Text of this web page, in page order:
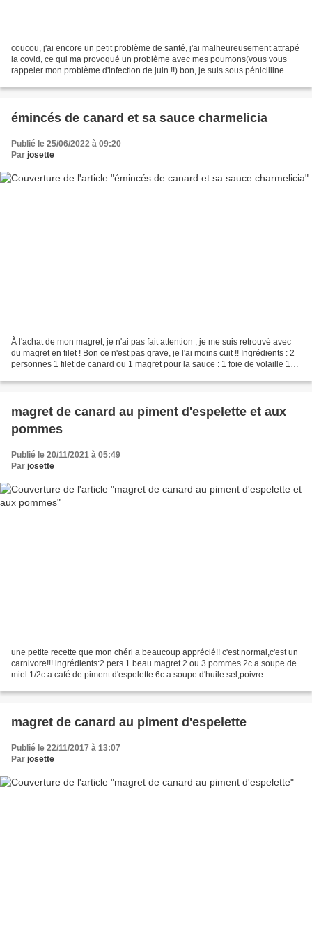
coucou, j'ai encore un petit problème de santé, j'ai malheureusement attrapé
la covid, ce qui ma provoqué un problème avec mes poumons(vous vous
rappeler mon problème d'infection de juin !!) bon, je suis sous pénicilline
émincés de canard et sa sauce charmelicia
Publié le 25/06/2022 à 09:20
Par josette
À l'achat de mon magret, je n'ai pas fait attention , je me suis retrouvé avec
du magret en filet ! Bon ce n'est pas grave, je l'ai moins cuit !! Ingrédients : 2
personnes 1 filet de canard ou 1 magret pour la sauce : 1 foie de volaille 1
magret de canard au piment d'espelette et aux
pommes
Publié le 20/11/2021 à 05:49
Par josette
une petite recette que mon chéri a beaucoup apprécié!! c'est normal,c'est un
carnivore!!! ingrédients:2 pers 1 beau magret 2 ou 3 pommes 2c a soupe de
miel 1/2c a café de piment d'espelette 6c a soupe d'huile sel,poivre.
magret de canard au piment d'espelette
Publié le 22/11/2017 à 13:07
Par josette